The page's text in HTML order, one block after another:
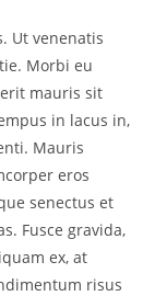
Ut venenatis
Morbi eu
mauris sit
in lacus in,
Mauris
eros
senectus et
Fusce gravida,
ex, at
risus